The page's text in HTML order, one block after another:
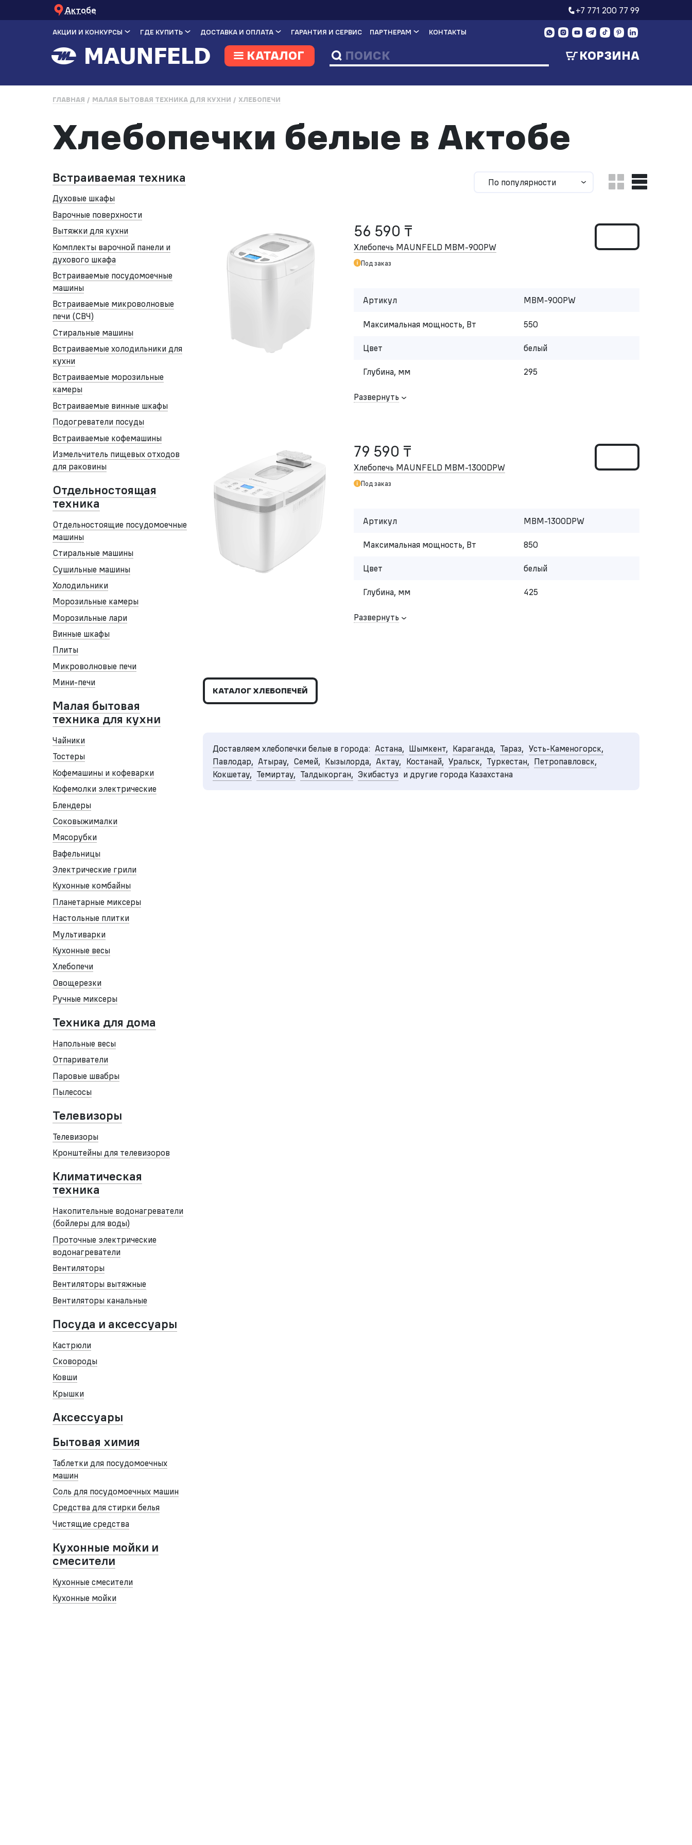
Актобе +7 771 200 77 99
АКЦИИ И КОНКУРСЫ ГДЕ КУПИТЬ ДОСТАВКА И ОПЛАТА ГАРАНТИЯ И СЕРВИС ПАРТНЕРАМ КОНТАКТЫ
КАТАЛОГ КОРЗИНА
ГЛАВНАЯ МАЛАЯ БЫТОВАЯ ТЕХНИКА ДЛЯ КУХНИ ХЛЕБОПЕЧИ
Хлебопечки белые в Актобе
Встраиваемая техника
Духовые шкафы
Варочные поверхности
Вытяжки для кухни
Комплекты варочной панели и
духового шкафа
Встраиваемые посудомоечные
машины
Встраиваемые микроволновые
печи (СВЧ)
Стиральные машины
Встраиваемые холодильники для
кухни
Встраиваемые морозильные
камеры
Встраиваемые винные шкафы
Подогреватели посуды
Встраиваемые кофемашины
Измельчитель пищевых отходов
для раковины
Отдельностоящая
техника
Отдельностоящие посудомоечные
машины
Стиральные машины
Сушильные машины
Холодильники
Морозильные камеры
Морозильные лари
Винные шкафы
Плиты
Микроволновые печи
Мини-печи
Малая бытовая
техника для кухни
Чайники
Тостеры
Кофемашины и кофеварки
Кофемолки электрические
Блендеры
Соковыжималки
Мясорубки
Вафельницы
Электрические грили
Кухонные комбайны
Планетарные миксеры
Настольные плитки
Мультиварки
Кухонные весы
Хлебопечи
Овощерезки
Ручные миксеры
Техника для дома
Напольные весы
Отпариватели
Паровые швабры
Пылесосы
Телевизоры
Телевизоры
Кронштейны для телевизоров
Климатическая
техника
Накопительные водонагреватели
(бойлеры для воды)
Проточные электрические
водонагреватели
Вентиляторы
Вентиляторы вытяжные
Вентиляторы канальные
Посуда и аксессуары
Кастрюли
Сковороды
Ковши
Крышки
Аксессуары
Бытовая химия
Таблетки для посудомоечных
машин
Соль для посудомоечных машин
Средства для стирки белья
Чистящие средства
Кухонные мойки и
смесители
Кухонные смесители
Кухонные мойки
По популярности
56 590 ₸
Хлебопечь MAUNFELD MBM-900PW
Под заказ
Артикул MBM-900PW
Максимальная мощность, Вт 550
Цвет белый
Глубина, мм 295
Развернуть
79 590 ₸
Хлебопечь MAUNFELD MBM-1300DPW
Под заказ
Артикул MBM-1300DPW
Максимальная мощность, Вт 850
Цвет белый
Глубина, мм 425
Развернуть
КАТАЛОГ ХЛЕБОПЕЧЕЙ
Доставляем хлебопечки белые в города: Астана, Шымкент, Караганда, Тараз, Усть-Каменогорск,
Павлодар, Атырау, Семей, Кызылорда, Актау, Костанай, Уральск, Туркестан, Петропавловск,
Кокшетау, Темиртау, Талдыкорган, Экибастуз и другие города Казахстана